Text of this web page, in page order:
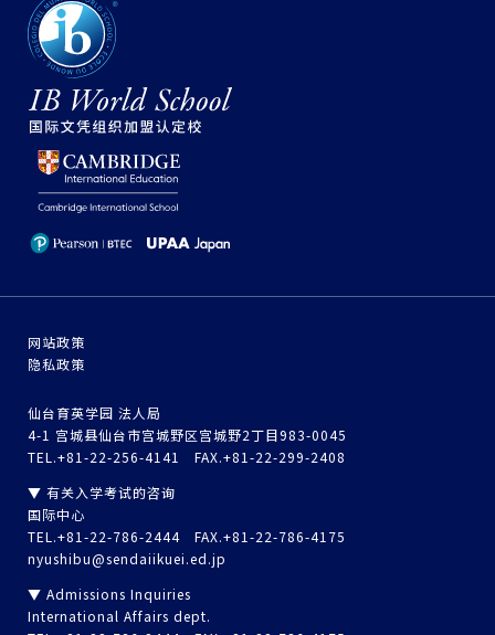
网站政策
隐私政策
仙台育英学园 法人局
4-1 宫城县仙台市宫城野区宫城野2丁目983-0045
TEL.+81-22-256-4141 FAX.+81-22-299-2408
▼ 有关入学考试的咨询
国际中心
TEL.+81-22-786-2444 FAX.+81-22-786-4175
nyushibu@sendaiikuei.ed.jp
▼ Admissions Inquiries
International Affairs dept.